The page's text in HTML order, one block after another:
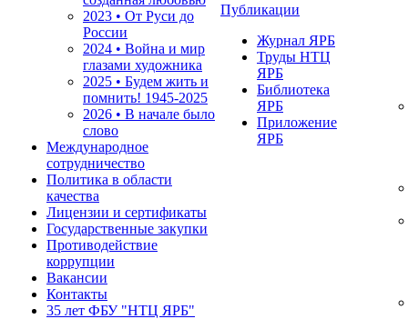
2023 • От Руси до
России
2024 • Война и мир
глазами художника
2025 • Будем жить и
помнить! 1945-2025
2026 • В начале было
слово
Международное
сотрудничество
Политика в области
качества
Лицензии и сертификаты
Государственные закупки
Противодействие
коррупции
Вакансии
Контакты
35 лет ФБУ "НТЦ ЯРБ"
Публикации
Журнал ЯРБ
Труды НТЦ
ЯРБ
Библиотека
ЯРБ
Приложение
ЯРБ